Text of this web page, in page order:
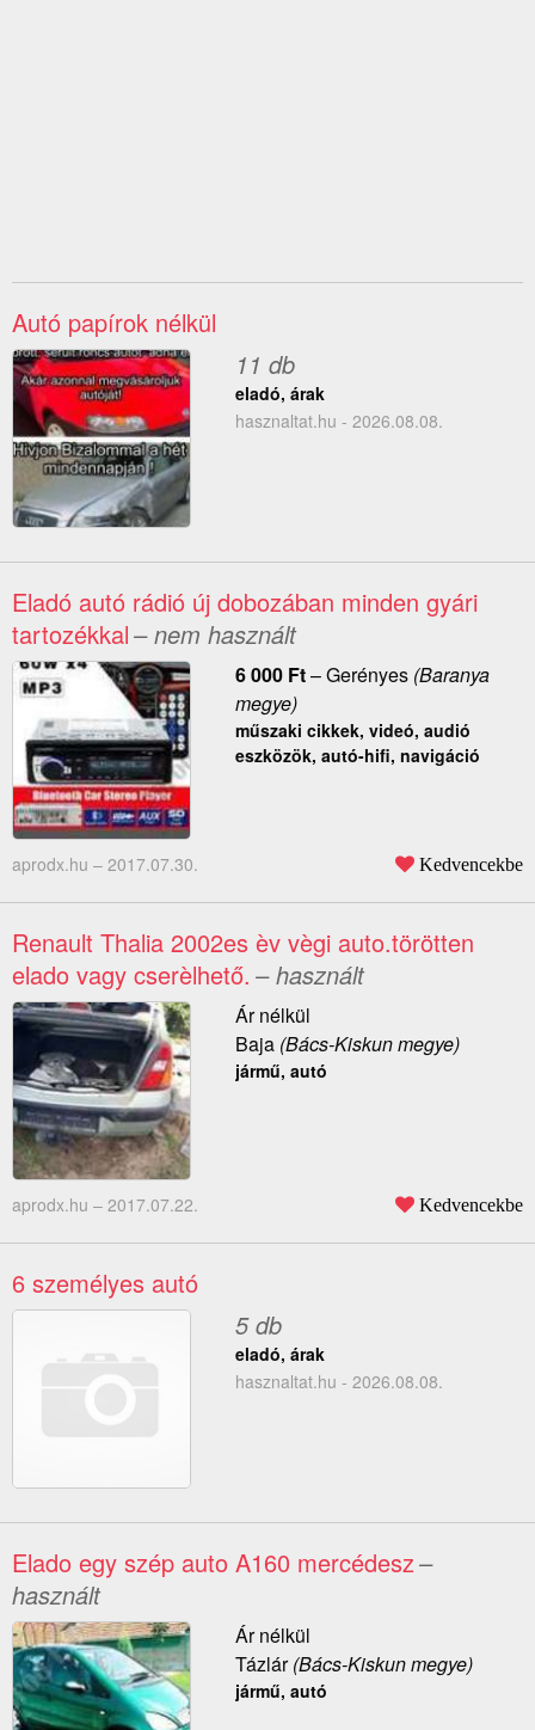
Autó papírok nélkül
11 db
eladó, árak
hasznaltat.hu - 2026.08.08.
Eladó autó rádió új dobozában minden gyári
tartozékkal– nem használt
6 000 Ft–Gerényes(Baranya
megye)
műszaki cikkek, videó, audió
eszközök, autó-hifi, navigáció
aprodx.hu – 2017.07.30. Kedvencekbe
Renault Thalia 2002es èv vègi auto.törötten
elado vagy cserèlhető. – használt
Ár nélkül
Baja(Bács-Kiskun megye)
jármű, autó
aprodx.hu – 2017.07.22. Kedvencekbe
6 személyes autó
5 db
eladó, árak
hasznaltat.hu - 2026.08.08.
Elado egy szép auto A160 mercédesz–
használt
Ár nélkül
Tázlár(Bács-Kiskun megye)
jármű, autó